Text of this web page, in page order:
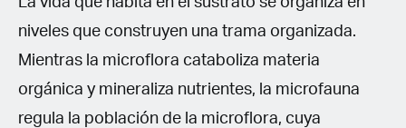
niveles que construyen una trama organizada.
Mientras la microflora cataboliza materia
orgánica y mineraliza nutrientes, la microfauna
regula la población de la microflora, cuya